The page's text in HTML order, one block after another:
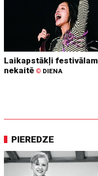
Laikapstākļi festivālam
nekaitē © DIENA
PIEREDZE